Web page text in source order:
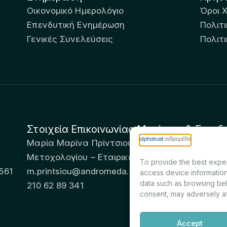
To provide the best
access device
data such as browsing
consent, may adversely
Accept
Οικονομικό Ημερολόγιο
Επενδυτική Ενημέρωση
Γενικές Συνελεύσεις
Όροι
Στοιχεία Επικοινωνίας Μετόχων &
Μαρία Μαρίνα Πρίντσιου – Corporate
Μετοχολογίου – Εταιρικών Ανακοινώσεων
m.printsiou@andromeda.eu
210 62 89 341